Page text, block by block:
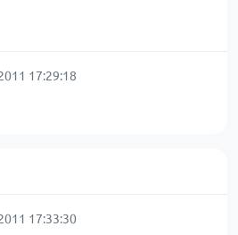
17:29:18
17:33:30